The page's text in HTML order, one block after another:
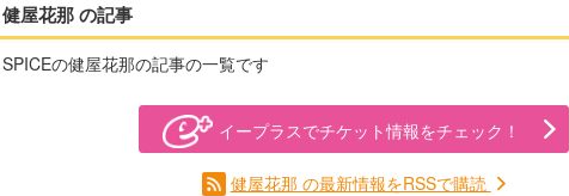
健屋花那 の記事
SPICEの健屋花那の記事の一覧です
イープラスでチケット情報をチェック！
健屋花那 の最新情報をRSSで購読